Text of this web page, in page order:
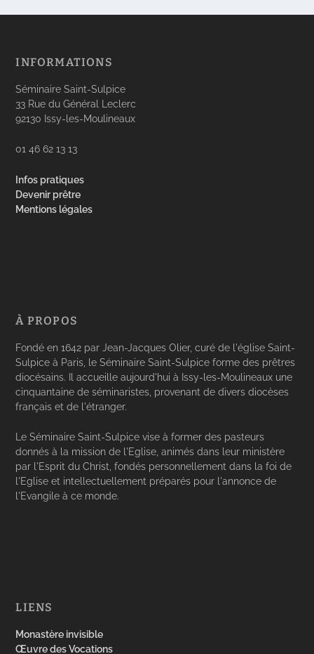
INFORMATIONS
Séminaire Saint-Sulpice
33 Rue du Général Leclerc
92130 Issy-les-Moulineaux
01 46 62 13 13
Infos pratiques
Devenir prêtre
Mentions légales
À PROPOS
Fondé en 1642 par Jean-Jacques Olier, curé de l'église Saint-
Sulpice à Paris, le Séminaire Saint-Sulpice forme des prêtres
diocésains. Il accueille aujourd'hui à Issy-les-Moulineaux une
cinquantaine de séminaristes, provenant de divers diocèses
français et de l'étranger.
Le Séminaire Saint-Sulpice vise à former des pasteurs
donnés à la mission de l'Eglise, animés dans leur ministère
par l'Esprit du Christ, fondés personnellement dans la foi de
l'Eglise et intellectuellement préparés pour l'annonce de
l'Evangile à ce monde.
LIENS
Monastère invisible
Œuvre des Vocations